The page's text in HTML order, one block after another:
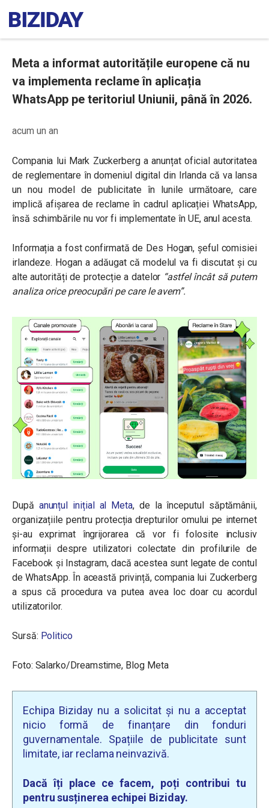
Meta a informat autoritățile europene că nu
va implementa reclame în aplicația
WhatsApp pe teritoriul Uniunii, până în 2026.
acum un an
Compania lui Mark Zuckerberg a anunțat oficial autoritatea
de reglementare în domeniul digital din Irlanda că va lansa
un nou model de publicitate în lunile următoare, care
implică afișarea de reclame în cadrul aplicației WhatsApp,
însă schimbările nu vor fi implementate în UE, anul acesta.
Informația a fost confirmată de Des Hogan, șeful comisiei
irlandeze. Hogan a adăugat că modelul va fi discutat și cu
alte autorități de protecție a datelor “astfel încât să putem
analiza orice preocupări pe care le avem”.
După anunțul inițial al Meta, de la începutul săptămânii,
organizațiile pentru protecția drepturilor omului pe internet
și-au exprimat îngrijorarea că vor fi folosite inclusiv
informații despre utilizatori colectate din profilurile de
Facebook și Instagram, dacă acestea sunt legate de contul
de WhatsApp. În această privință, compania lui Zuckerberg
a spus că procedura va putea avea loc doar cu acordul
utilizatorilor.
Sursă: Politico
Foto: Salarko/Dreamstime, Blog Meta
Echipa Biziday nu a solicitat și nu a acceptat
nicio formă de finanțare din fonduri
guvernamentale. Spațiile de publicitate sunt
limitate, iar reclama neinvazivă.
Dacă îți place ce facem, poți contribui tu
pentru susținerea echipei Biziday.